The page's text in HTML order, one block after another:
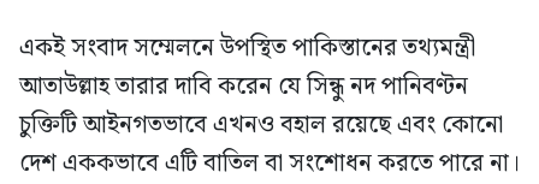
একই সংবাদ সম্মেলনে উপস্থিত পাকিস্তানের তথ্যমন্ত্রী
আতাউল্লাহ তারার দাবি করেন যে সিন্ধু নদ পানিবণ্টন
চুক্তিটি আইনগতভাবে এখনও বহাল রয়েছে এবং কোনো
দেশ এককভাবে এটি বাতিল বা সংশোধন করতে পারে না।